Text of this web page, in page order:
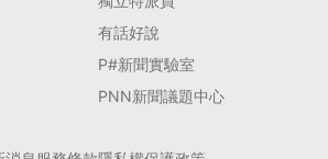
有話好說
P#新聞實驗室
PNN新聞議題中心